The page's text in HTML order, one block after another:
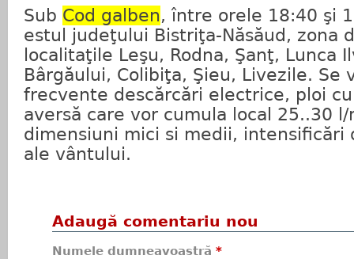
Sub Cod galben, între orele 18:40 şi
estul judeţului Bistriţa-Năsăud, zona
localitaţile Leşu, Rodna, Şanţ, Lunca
Bârgăului, Colibiţa, Şieu, Livezile. Se
frecvente descărcări electrice, ploi
aversă care vor cumula local 25..30
dimensiuni mici si medii, intensificări
ale vântului.
Adaugă comentariu nou
Numele dumneavoastră *